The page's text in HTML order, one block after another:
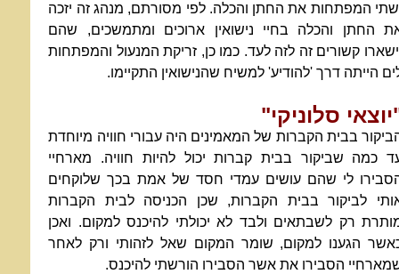
המפתחות את החתן והכלה. לפי מסורתם, מנהג זה יזכה
החתן והכלה בחיי נישואין ארוכים ומתמשכים, שהם
קשורים זה לזה לעד. כמו כן, זריקת המנעול והמפתחות
הייתה דרך 'להודיע' למשיח שהנישואין התקיימו.
סלוניקי"
בבית הקברות של המאמינים היה עבורי חוויה מיוחדת
כמה שביקור בבית קברות יכול להיות חוויה. מארחיי
לי שהם עושים עמדי חסד של אמת בכך שלוקחים
לביקור בבית הקברות, שכן הכניסה לבית הקברות
רק לשבתאים ולבד לא יכולתי להיכנס למקום. ואכן
הגענו למקום, שומר המקום שאל לזהותי ורק לאחר
הסבירו את אשר הסבירו הורשתי להיכנס.